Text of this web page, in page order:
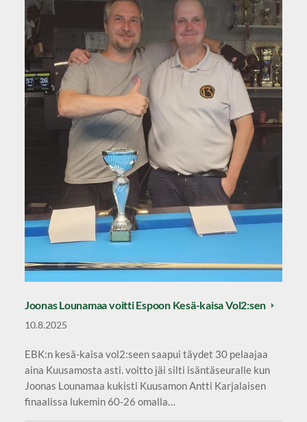
Joonas Lounamaa voitti Espoon Kesä-kaisa Vol2:sen
10.8.2025
EBK:n kesä-kaisa vol2:seen saapui täydet 30 pelaajaa
aina Kuusamosta asti. voitto jäi silti isäntäseuralle kun
Joonas Lounamaa kukisti Kuusamon Antti Karjalaisen
finaalissa lukemin 60-26 omalla…